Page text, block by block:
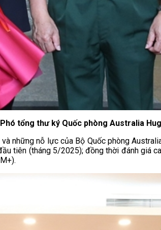
tổng thư ký Quốc phòng Australia
những nỗ lực của Bộ Quốc phòng
tiên (tháng 5/2025); đồng thời đánh giá